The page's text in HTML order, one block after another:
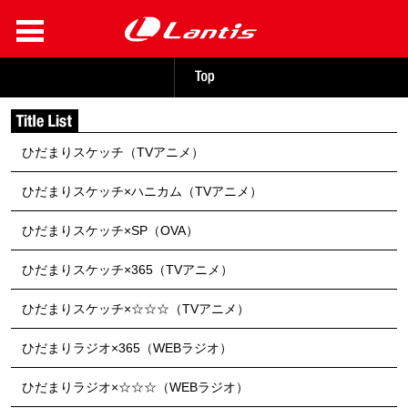
ひだまりスケッチ（TVアニメ）
ひだまりスケッチ×ハニカム（TVアニメ）
ひだまりスケッチ×SP（OVA）
ひだまりスケッチ×365（TVアニメ）
ひだまりスケッチ×☆☆☆（TVアニメ）
ひだまりラジオ×365（WEBラジオ）
ひだまりラジオ×☆☆☆（WEBラジオ）